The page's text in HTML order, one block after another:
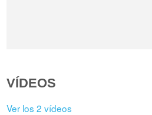
VÍDEOS
Ver los 2 vídeos